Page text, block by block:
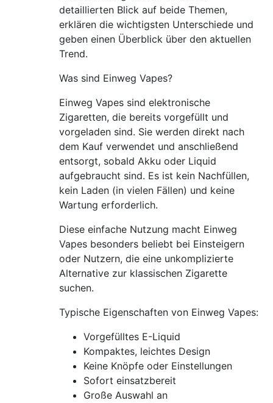
detaillierten Blick auf beide Themen,
erklären die wichtigsten Unterschiede und
geben einen Überblick über den aktuellen
Trend.
Was sind Einweg Vapes?
Einweg Vapes sind elektronische
Zigaretten, die bereits vorgefüllt und
vorgeladen sind. Sie werden direkt nach
dem Kauf verwendet und anschließend
entsorgt, sobald Akku oder Liquid
aufgebraucht sind. Es ist kein Nachfüllen,
kein Laden (in vielen Fällen) und keine
Wartung erforderlich.
Diese einfache Nutzung macht Einweg
Vapes besonders beliebt bei Einsteigern
oder Nutzern, die eine unkomplizierte
Alternative zur klassischen Zigarette
suchen.
Typische Eigenschaften von Einweg Vapes:
Vorgefülltes E-Liquid
Kompaktes, leichtes Design
Keine Knöpfe oder Einstellungen
Sofort einsatzbereit
Große Auswahl an